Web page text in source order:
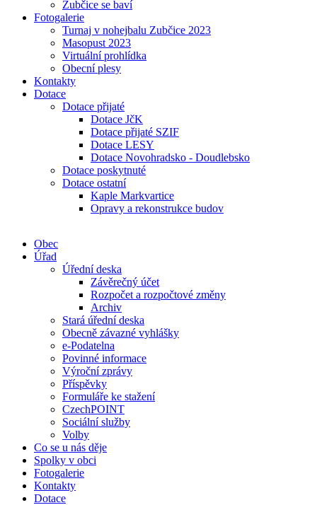
Zubčice se baví
Fotogalerie
Turnaj v nohejbalu Zubčice 2023
Masopust 2023
Virtuální prohlídka
Obecní plesy
Kontakty
Dotace
Dotace přijaté
Dotace JčK
Dotace přijaté SZIF
Dotace LESY
Dotace Novohradsko - Doudlebsko
Dotace poskytnuté
Dotace ostatní
Kaple Markvartice
Opravy a rekonstrukce budov
Obec
Úřad
Úřední deska
Závěrečný účet
Rozpočet a rozpočtové změny
Archiv
Stará úřední deska
Obecně závazné vyhlášky
e-Podatelna
Povinné informace
Výroční zprávy
Příspěvky
Formuláře ke stažení
CzechPOINT
Sociální služby
Volby
Co se u nás děje
Spolky v obci
Fotogalerie
Kontakty
Dotace